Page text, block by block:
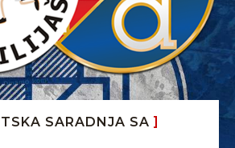
SARADNJA SA